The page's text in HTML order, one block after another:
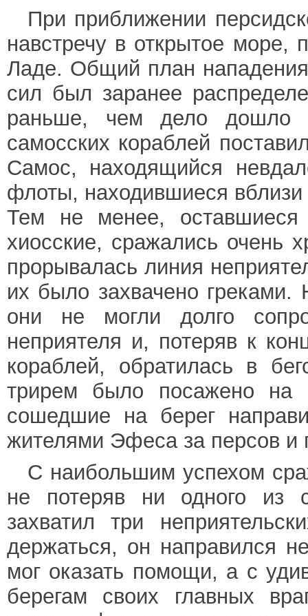
При приближении
навстречу в открытое море,
Ладе. Общий план
сил был заранее
раньше, чем дело дошло
самосских кораблей
Самос, находящийся
флоты, находившиеся
Тем не менее,
хиосские, сражались очень
прорывалась линия
их было захвачено греками.
они не могли долго
неприятеля и, потеряв к
кораблей, обратилась в
трирем было посажено
сошедшие на берег
жителями Эфеса за персов и
С наибольшим успехом
не потеряв ни одного из
захватил три
держаться, он направился
мог оказать помощи, а с
берегам своих главных